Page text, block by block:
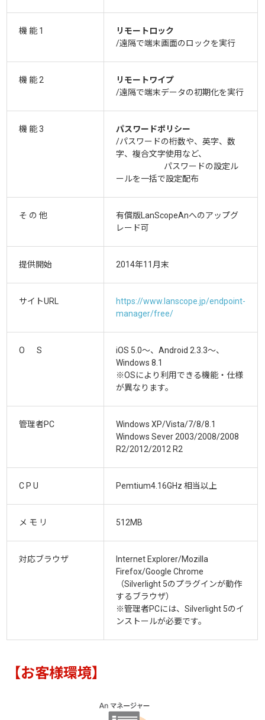
機 能 1
リモートロック
/遠隔で端末画面のロックを実行
機 能 2
リモートワイプ
/遠隔で端末データの初期化を実行
機 能 3
パスワードポリシー
/パスワードの桁数や、英字、数
字、複合文字使用など、
パスワードの設定ル
ールを一括で設定配布
そ の 他
有償版LanScopeAnへのアップグ
レード可
提供開始 2014年11月末
サイトURL
https://www.lanscope.jp/endpoint-
manager/free/
O S
iOS 5.0～、Android 2.3.3～、
Windows 8.1
※OSにより利用できる機能・仕様
が異なります。
管理者PC
Windows XP/Vista/7/8/8.1
Windows Sever 2003/2008/2008
R2/2012/2012 R2
C P U Pemtium4.16GHz 相当以上
メ モ リ 512MB
対応ブラウザ
Internet Explorer/Mozilla
Firefox/Google Chrome
（Silverlight 5のプラグインが動作
するブラウザ）
※管理者PCには、Silverlight 5のイ
ンストールが必要です。
【お客様環境】